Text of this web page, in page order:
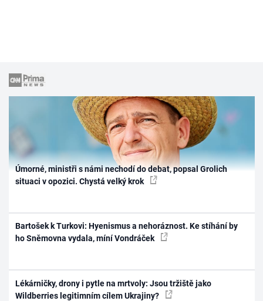
Úmorné, ministři s námi nechodí do debat, popsal Grolich
situaci v opozici. Chystá velký krok
Bartošek k Turkovi: Hyenismus a nehoráznost. Ke stíhání by
ho Sněmovna vydala, míní Vondráček
Lékárničky, drony i pytle na mrtvoly: Jsou tržiště jako
Wildberries legitimním cílem Ukrajiny?